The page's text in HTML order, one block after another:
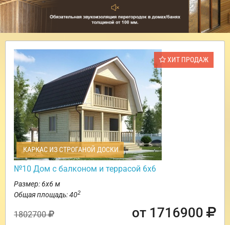
ХИТ ПРОДАЖ
КАРКАС ИЗ СТРОГАНОЙ ДОСКИ
№10 Дом с балконом и террасой 6х6
Размер: 6х6 м
Общая площадь: 402
1802700 от 1716900